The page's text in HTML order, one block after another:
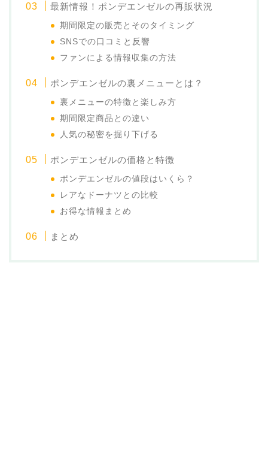
最新情報！ポンデエンゼルの再販状況
期間限定の販売とそのタイミング
SNSでの口コミと反響
ファンによる情報収集の方法
ポンデエンゼルの裏メニューとは？
裏メニューの特徴と楽しみ方
期間限定商品との違い
人気の秘密を掘り下げる
ポンデエンゼルの価格と特徴
ポンデエンゼルの値段はいくら？
レアなドーナツとの比較
お得な情報まとめ
まとめ